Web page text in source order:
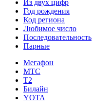
Из двух цифр
Год рождения
Код региона
Любимое число
Последовательность
Парные
Мегафон
МТС
Т2
Билайн
YOTA